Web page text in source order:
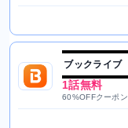
ブックライブ
1話無料
60%OFFクーポン